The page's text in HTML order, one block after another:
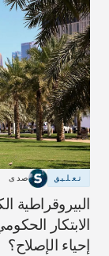
مواجهته من
تعليق صدى
البيروقراطية
الابتكار
إحياء الإصلاح؟